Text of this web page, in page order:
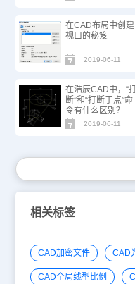
在CAD布局中创建
视口的秘笈
2019-06-11
在浩辰CAD中，“
断”和“打断于点”命
令有什么区别？
2019-06-11
相关标签
CAD加密文件 CAD
CAD全局线型比例